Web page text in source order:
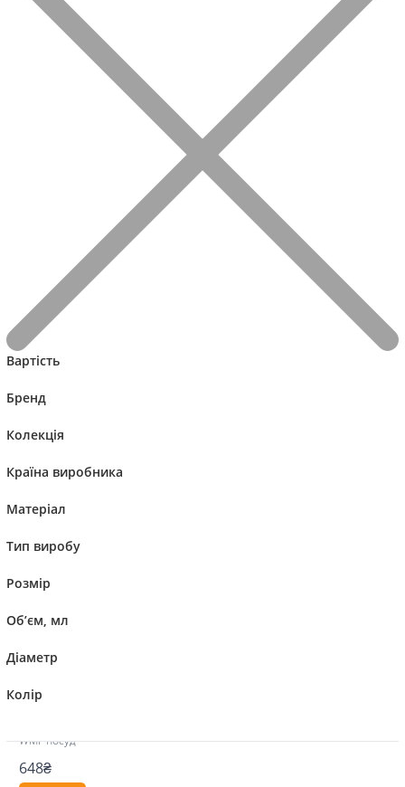
Вартість
Бренд
Колекція
Країна виробника
Матеріал
Тип виробу
Розмір
Об’єм, мл
Діаметр
Колір
Доставка 10-15 днів
Код товару : 2040873087
WMF посуд
648₴